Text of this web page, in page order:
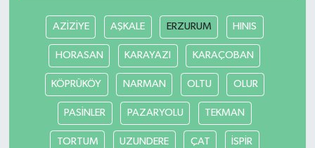
AZİZİYE AŞKALE ERZURUM HINIS
HORASAN KARAYAZI KARAÇOBAN
KÖPRÜKÖY NARMAN OLTU OLUR
PASİNLER PAZARYOLU TEKMAN
TORTUM UZUNDERE ÇAT İSPİR